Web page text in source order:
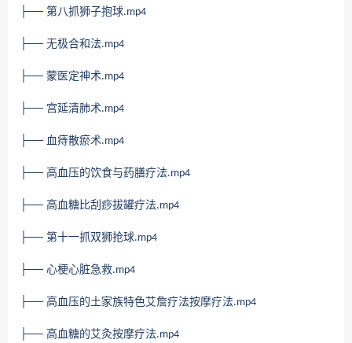
├── 第八抓狮子抱球.mp4
├── 无极合和法.mp4
├── 蒙医定神术.mp4
├── 宫延清肺术.mp4
├── 血痔散瘀术.mp4
├── 高血压的饮食与药膳疗法.mp4
├── 高血糖比刮痧拔罐疗法.mp4
├── 第十一抓双狮抢球.mp4
├── 心梗心脏急救.mp4
├── 高血压的土家族特色艾詹疗法按摩疗法.mp4
├── 高血糖的艾灸按摩疗法.mp4